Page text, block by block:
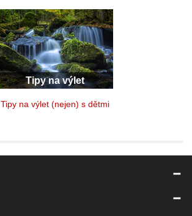
Tipy na výlet
Tipy na výlet (nejen) s dětmi